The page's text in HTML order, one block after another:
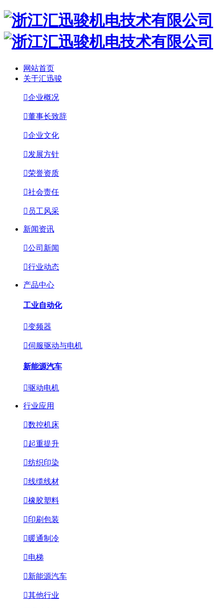
网站首页
关于汇迅骏
企业概况
董事长致辞
企业文化
发展方针
荣誉资质
社会责任
 员工风采
新闻资讯
公司新闻
行业动态
产品中心
工业自动化
变频器
伺服驱动与电机
新能源汽车
驱动电机
行业应用
数控机床
起重提升
纺织印染
线缆线材
橡胶塑料
印刷包装
暖通制冷
电梯
新能源汽车
其他行业